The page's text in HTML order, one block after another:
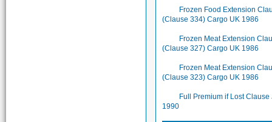
Frozen Food Extension
(Clause 334) Cargo UK 1986
Frozen Meat Extension
(Clause 327) Cargo UK 1986
Frozen Meat Extension
(Clause 323) Cargo UK 1986
Full Premium if Lost Clause
1990